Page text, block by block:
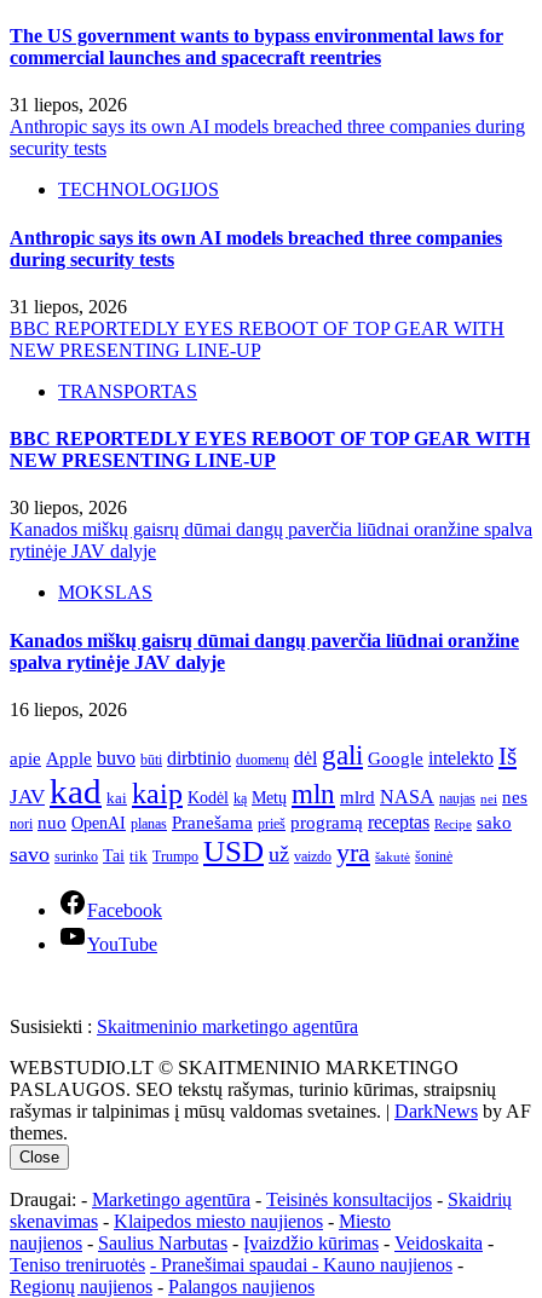
The US government wants to bypass environmental laws for
commercial launches and spacecraft reentries
31 liepos, 2026
Anthropic says its own AI models breached three companies during
security tests
TECHNOLOGIJOS
Anthropic says its own AI models breached three companies
during security tests
31 liepos, 2026
BBC REPORTEDLY EYES REBOOT OF TOP GEAR WITH
NEW PRESENTING LINE-UP
TRANSPORTAS
BBC REPORTEDLY EYES REBOOT OF TOP GEAR WITH
NEW PRESENTING LINE-UP
30 liepos, 2026
Kanados miškų gaisrų dūmai dangų paverčia liūdnai oranžine spalva
rytinėje JAV dalyje
MOKSLAS
Kanados miškų gaisrų dūmai dangų paverčia liūdnai oranžine
spalva rytinėje JAV dalyje
16 liepos, 2026
apie Apple buvo būti dirbtinio duomenų dėl gali Google intelekto Iš
JAV kad kai kaip Kodėl ką Metų mln mlrd NASA naujas nei nes
nori nuo OpenAI planas Pranešama prieš programą receptas Recipe sako
savo surinko Tai tik Trumpo USD už vaizdo yra šakutė šoninė
Facebook
YouTube
Susisiekti : Skaitmeninio marketingo agentūra
WEBSTUDIO.LT © SKAITMENINIO MARKETINGO
PASLAUGOS. SEO tekstų rašymas, turinio kūrimas, straipsnių
rašymas ir talpinimas į mūsų valdomas svetaines. | DarkNews by AF
themes.
Close
Draugai: - Marketingo agentūra - Teisinės konsultacijos - Skaidrių
skenavimas - Klaipedos miesto naujienos - Miesto
naujienos - Saulius Narbutas - Įvaizdžio kūrimas - Veidoskaita -
Teniso treniruotės - Pranešimai spaudai - Kauno naujienos -
Regionų naujienos - Palangos naujienos